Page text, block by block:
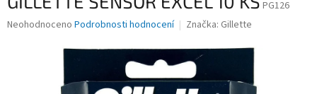
PG126
Průměrné
Neohodnoceno Podrobnosti hodnocení Značka: Gillette